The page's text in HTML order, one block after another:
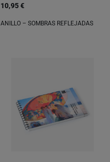
10,95 €
ANILLO – SOMBRAS REFLEJADAS